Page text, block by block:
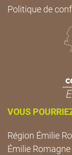
Politique de
VOUS
Région Émilie
Émilie